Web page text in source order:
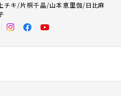
チキ/片桐千晶/山本恵里伽/日比麻